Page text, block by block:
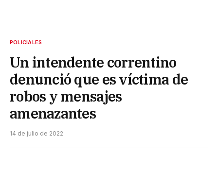
POLICIALES
Un intendente correntino
denunció que es víctima de
robos y mensajes
amenazantes
14 de julio de 2022